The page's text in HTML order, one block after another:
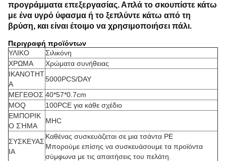
προγράμματα επεξεργασίας.Απλά το σκουπίστε κάτω
με ένα υγρό ύφασμα ή το ξεπλύντε κάτω από τη
βρύση, και είναι έτοιμο να χρησιμοποιήσει πάλι.
Περιγραφή προϊόντων
ΥΛΙΚΟ
Σιλικόνη
ΧΡΩΜΑ
Χρώματα συνήθειας
ΙΚΑΝΟΤΗΤ
Α
5000PCS/DAY
ΜΕΓΕΘΟΣ 40*57*0.7cm
MOQ
100PCE για κάθε σχέδιο
ΕΜΠΟΡΙΚ
Ο ΣΉΜΑ
MHC
ΣΥΣΚΕΥΑΣ
ΙΑ
Καθένας συσκευάζεται σε μια τσάντα PE
Μπορούμε επίσης να συσκευάσουμε τα προϊόντα
σύμφωνα με τις απαιτήσεις του πελάτη.